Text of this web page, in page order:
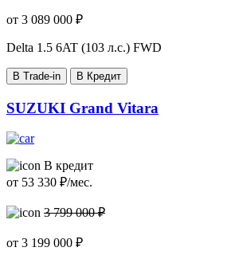
от 3 089 000 ₽
Delta 1.5 6AT (103 л.с.) FWD
В Trade-in В Кредит
SUZUKI Grand Vitara
В кредит
от 53 330 ₽/мес.
3 799 000 ₽
от 3 199 000 ₽